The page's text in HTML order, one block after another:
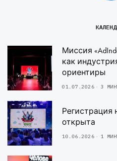
Миссия
как
ориентиры
01.07.2026 3
Регистрация
открыта
10.06.2026 1